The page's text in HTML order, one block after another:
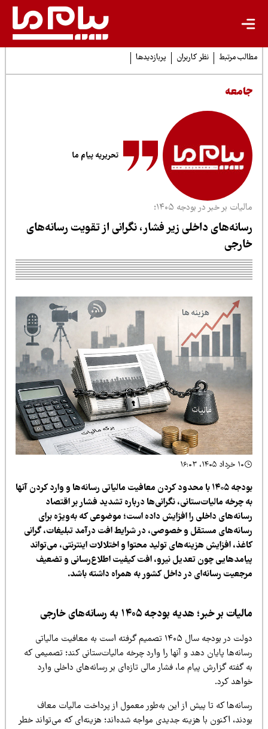
مرتبط نظر کاربران پربازدیدها
تحریریه پیام ما
بر خبر در بودجه ۱۴۰۵؛
داخلی زیر فشار، نگرانی از تقویت رسانه‌های
بودجه ۱۴۰۵ با محدود کردن معافیت مالیاتی رسانه‌ها و وارد کردن آنها
چرخه مالیات‌ستانی، نگرانی‌ها درباره تشدید فشار بر اقتصاد
داخلی را افزایش داده است؛ موضوعی که به‌ویژه برای
مستقل و خصوصی، در شرایط افت درآمد تبلیغات، گرانی
افزایش هزینه‌های تولید محتوا و اختلالات اینترنتی، می‌تواند
چون تعدیل نیرو، افت کیفیت اطلاع‌رسانی و تضعیف
رسانه‌ای در داخل کشور به همراه داشته باشد.
بر خبر؛ هدیه بودجه ۱۴۰۵ به رسانه‌های خارجی
دولت در بودجه سال ۱۴۰۵ تصمیم گرفته است به معافیت مالیاتی
پایان دهد و آنها را وارد چرخه مالیات‌ستانی کند؛ تصمیمی که
گفته گزارش پیام ما، فشار مالی تازه‌ای بر رسانه‌های داخلی وارد
کرد.
که تا پیش از این به‌طور معمول از پرداخت مالیات معاف
اکنون با هزینه جدیدی مواجه شده‌اند؛ هزینه‌ای که می‌تواند خطر